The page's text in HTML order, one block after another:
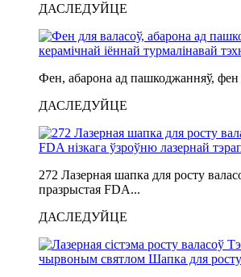
ДАСЛЕДУЙЦЕ
Фен, абарона ад пашкоджанняў, фен
ДАСЛЕДУЙЦЕ
272 Лазерная шапка для росту
празрыстая FDA...
ДАСЛЕДУЙЦЕ